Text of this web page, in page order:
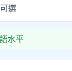
選
水平